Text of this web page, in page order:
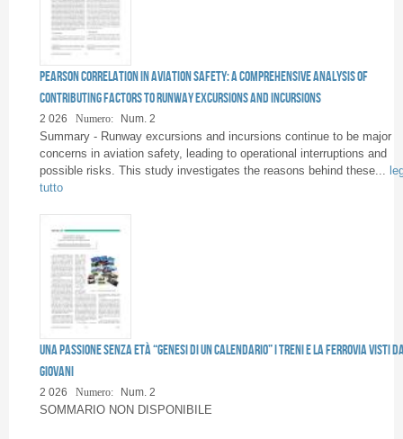
Pearson Correlation in Aviation Safety: A Comprehensive Analysis of
Contributing Factors to Runway Excursions and Incursions
2 026 Numero: Num. 2
Summary - Runway excursions and incursions continue to be major
concerns in aviation safety, leading to operational interruptions and
possible risks. This study investigates the reasons behind these...
tutto
Una passione senza età “Genesi di un calendario” I treni e la ferrovia visti
giovani
2 026 Numero: Num. 2
SOMMARIO NON DISPONIBILE